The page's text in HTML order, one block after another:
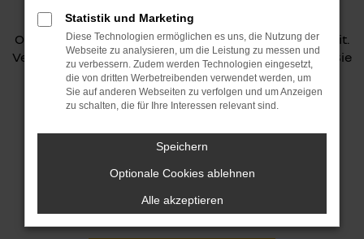
Erfahrung und Expertise. Wir verwenden nur
Originalteile und modernste Technik für Ihre Sicherheit.
Vereinbaren Sie noch heute einen Termin und halten Sie
Ihr Fahrzeug in bestem Zustand!
JETZT TERMIN VEREINBAREN
WEITERE DACIA SERVICELEISTUNGEN:
Statistik und Marketing
Diese Technologien ermöglichen es uns, die Nutzung der
Webseite zu analysieren, um die Leistung zu messen und
zu verbessern. Zudem werden Technologien eingesetzt,
die von dritten Werbetreibenden verwendet werden, um
Sie auf anderen Webseiten zu verfolgen und um Anzeigen
zu schalten, die für Ihre Interessen relevant sind.
Speichern
Optionale Cookies ablehnen
Alle akzeptieren